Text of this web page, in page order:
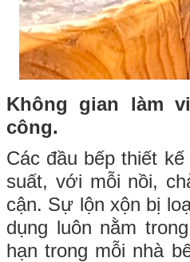
Không gian làm
công.
Các đầu bếp thiết
suất, với mỗi nồi,
cận. Sự lộn xộn bị
dụng luôn nằm
hạn trong mỗi nhà